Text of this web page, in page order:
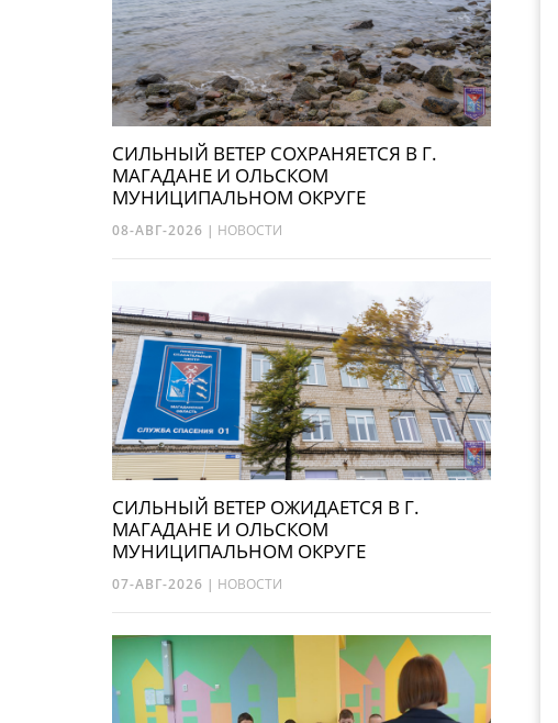
СИЛЬНЫЙ ВЕТЕР СОХРАНЯЕТСЯ В Г.
МАГАДАНЕ И ОЛЬСКОМ
МУНИЦИПАЛЬНОМ ОКРУГЕ
08-АВГ-2026 | НОВОСТИ
СИЛЬНЫЙ ВЕТЕР ОЖИДАЕТСЯ В Г.
МАГАДАНЕ И ОЛЬСКОМ
МУНИЦИПАЛЬНОМ ОКРУГЕ
07-АВГ-2026 | НОВОСТИ